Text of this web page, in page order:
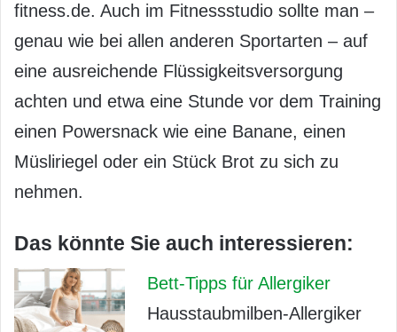
fitness.de. Auch im Fitnessstudio sollte man –
genau wie bei allen anderen Sportarten – auf
eine ausreichende Flüssigkeitsversorgung
achten und etwa eine Stunde vor dem Training
einen Powersnack wie eine Banane, einen
Müsliriegel oder ein Stück Brot zu sich zu
nehmen.
Das könnte Sie auch interessieren:
Bett-Tipps für Allergiker
Hausstaubmilben-Allergiker